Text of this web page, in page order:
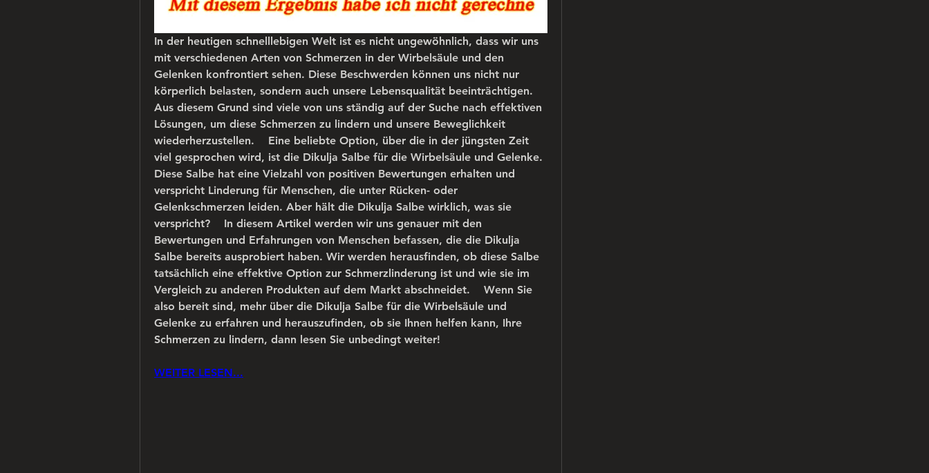
In der heutigen schnelllebigen Welt ist es nicht ungewöhnlich, dass wir uns
mit verschiedenen Arten von Schmerzen in der Wirbelsäule und den
Gelenken konfrontiert sehen. Diese Beschwerden können uns nicht nur
körperlich belasten, sondern auch unsere Lebensqualität beeinträchtigen.
Aus diesem Grund sind viele von uns ständig auf der Suche nach effektiven
Lösungen, um diese Schmerzen zu lindern und unsere Beweglichkeit
wiederherzustellen.    Eine beliebte Option, über die in der jüngsten Zeit
viel gesprochen wird, ist die Dikulja Salbe für die Wirbelsäule und Gelenke.
Diese Salbe hat eine Vielzahl von positiven Bewertungen erhalten und
verspricht Linderung für Menschen, die unter Rücken- oder
Gelenkschmerzen leiden. Aber hält die Dikulja Salbe wirklich, was sie
verspricht?    In diesem Artikel werden wir uns genauer mit den
Bewertungen und Erfahrungen von Menschen befassen, die die Dikulja
Salbe bereits ausprobiert haben. Wir werden herausfinden, ob diese Salbe
tatsächlich eine effektive Option zur Schmerzlinderung ist und wie sie im
Vergleich zu anderen Produkten auf dem Markt abschneidet.    Wenn Sie
also bereit sind, mehr über die Dikulja Salbe für die Wirbelsäule und
Gelenke zu erfahren und herauszufinden, ob sie Ihnen helfen kann, Ihre
Schmerzen zu lindern, dann lesen Sie unbedingt weiter!
WEITER LESEN...